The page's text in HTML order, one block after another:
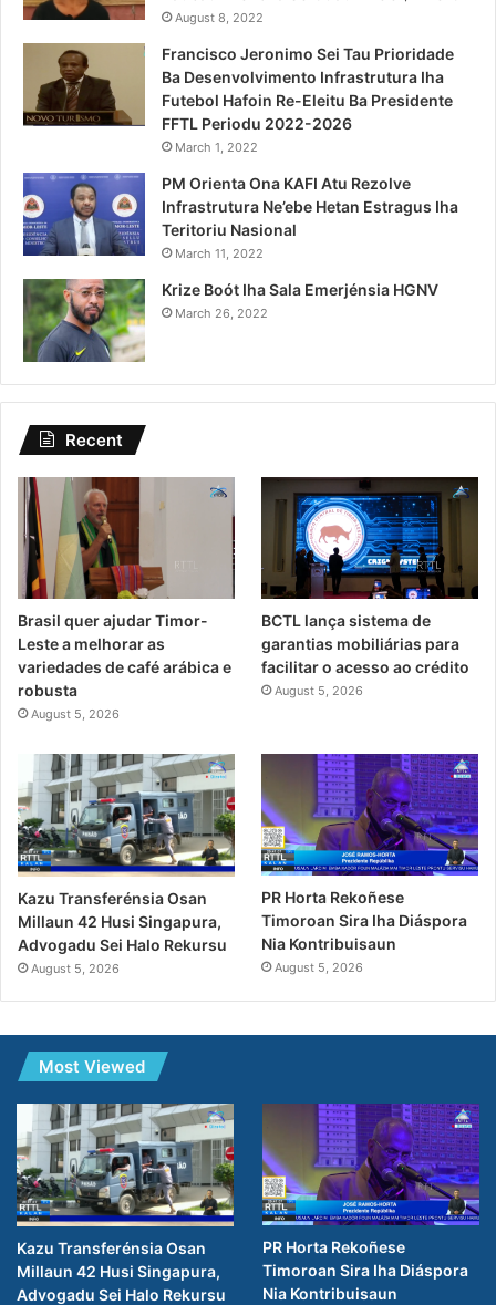
August 8, 2022
Francisco Jeronimo Sei Tau Prioridade
Ba Desenvolvimento Infrastrutura Iha
Futebol Hafoin Re-Eleitu Ba Presidente
FFTL Periodu 2022-2026
March 1, 2022
PM Orienta Ona KAFI Atu Rezolve
Infrastrutura Ne’ebe Hetan Estragus Iha
Teritoriu Nasional
March 11, 2022
Krize Boót Iha Sala Emerjénsia HGNV
March 26, 2022
Recent
Brasil quer ajudar Timor-
Leste a melhorar as
variedades de café arábica e
robusta
August 5, 2026
BCTL lança sistema de
garantias mobiliárias para
facilitar o acesso ao crédito
August 5, 2026
Kazu Transferénsia Osan
Millaun 42 Husi Singapura,
Advogadu Sei Halo Rekursu
August 5, 2026
PR Horta Rekoñese
Timoroan Sira Iha Diáspora
Nia Kontribuisaun
August 5, 2026
Most Viewed
Kazu Transferénsia Osan
Millaun 42 Husi Singapura,
Advogadu Sei Halo Rekursu
PR Horta Rekoñese
Timoroan Sira Iha Diáspora
Nia Kontribuisaun